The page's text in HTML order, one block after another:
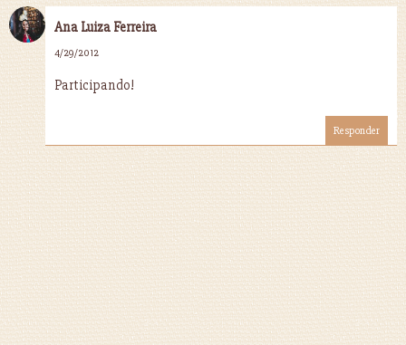
Ana Luiza Ferreira
4/29/2012
Participando!
Responder